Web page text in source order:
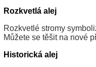
Rozkvetlá alej
Rozkvetlé stromy
Můžete se těšit na nové
Historická alej